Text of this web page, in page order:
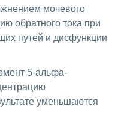
мочевого
обратного тока при
путей и дисфункции
5-альфа-
уменьшаются